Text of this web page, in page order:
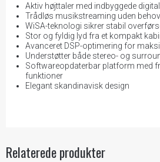
Aktiv højttaler med indbyggede
Trådløs musikstreaming uden
WiSA-teknologi sikrer stabil
Stor og fyldig lyd fra et kompakt
Avanceret DSP-optimering for
Understøtter både stereo- og
Softwareopdaterbar platform med
funktioner
Elegant skandinavisk design
Relaterede produkter